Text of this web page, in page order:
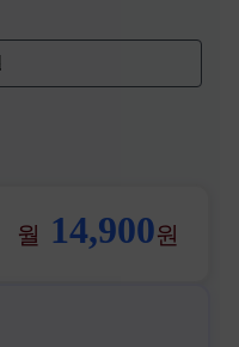
월 14,900원